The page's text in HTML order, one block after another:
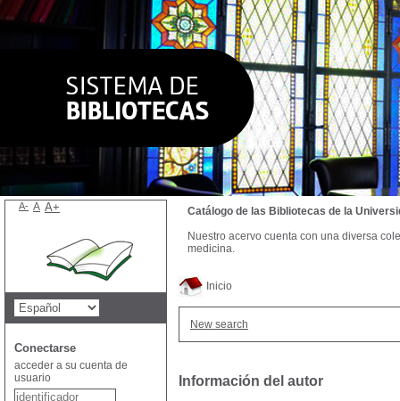
Inicio
New search
Información del autor
Catálogo de las Bibliotecas de la
Nuestro acervo cuenta con una diversa
medicina.
A- A A+
Conectarse
acceder a su cuenta de
usuario